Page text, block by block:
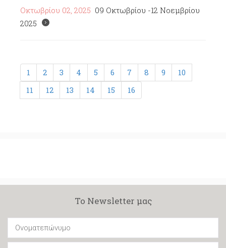
Οκτωβρίου 02, 2025 09 Οκτωβρίου -12 Νοεμβρίου
2025
1 2 3 4 5 6 7 8 9
10
11
12 13 14 15 16
Το Newsletter μας